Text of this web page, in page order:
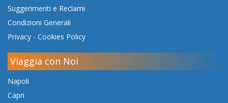
Suggerimenti e Reclami
Condizioni Generali
Privacy - Cookies Policy
Viaggia con Noi
Napoli
Capri